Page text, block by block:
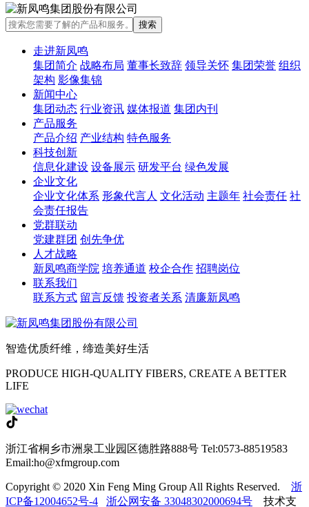
走进新凤鸣
集团简介 战略布局 董事长致辞 领导关怀 集团荣誉 组织
架构 影像集锦
新闻中心
集团动态 行业资讯 媒体报道 集团内刊
产品服务
产品介绍 产业结构 特色服务
科技创新
信息化建设 设备展示 研发平台 绿色发展
企业文化
企业文化体系 形象代言人 文化活动 主题年 社会责任 社
会责任报告
党群联动
党建群团 创先争优
人才战略
新凤鸣商学院 培养通道 校企合作 招聘岗位
联系我们
联系方式 留言反馈 投资者关系 清廉新凤鸣
智造优质纤维，缔造美好生活
PRODUCE HIGH-QUALITY FIBERS, CREATE A BETTER
LIFE
浙江省桐乡市洲泉工业园区德胜路888号 Tel:0573-88519583
Email:ho@xfmgroup.com
Copyright © 2020 Xin Feng Ming Group All Rights Reserved. 浙
ICP备12004652号-4
浙公网安备 33048302000694号 技术支